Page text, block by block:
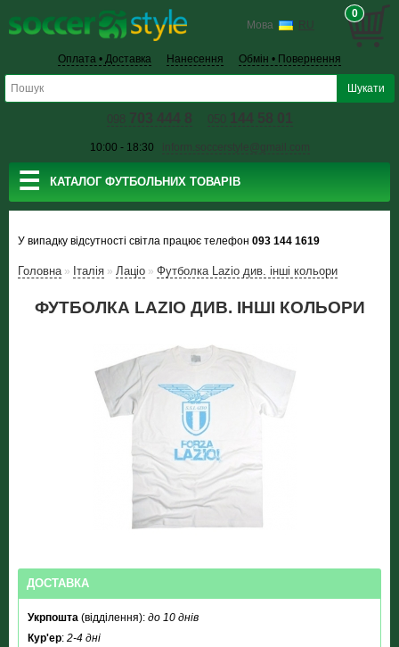
Мова RU
0
Оплата • Доставка Нанесення Обмін • Повернення
098 703 444 8 050 144 58 01
10:00 - 18:30 inform.soccerstyle@gmail.com
☰ КАТАЛОГ ФУТБОЛЬНИХ ТОВАРІВ
У випадку відсутності світла працює телефон 093 144 1619
Головна » Італія » Лаціо » Футболка Lazio див. інші кольори
ФУТБОЛКА LAZIO ДИВ. ІНШІ КОЛЬОРИ
ДОСТАВКА
Укрпошта (відділення): до 10 днів
Кур'ер: 2-4 дні